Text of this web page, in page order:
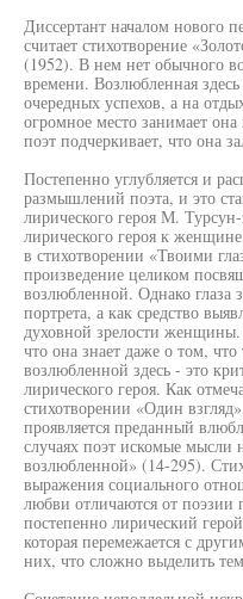
Диссертант началом нового
считает стихотворение
(1952). В нем нет обычного
времени. Возлюбленная
очередных успехов, а на
огромное место занимает
поэт подчеркивает, что она
Постепенно углубляется и
размышлений поэта, и это
лирического героя М.
лирического героя к
в стихотворении «Твоими
произведение целиком
возлюбленной. Однако глаза
портрета, а как средство
духовной зрелости
что она знает даже о том,
возлюбленной здесь - это
лирического героя. Как
стихотворении «Один
проявляется преданный
случаях поэт искомые мысли
возлюбленной» (14-295).
выражения социального
любви отличаются от
постепенно лирический
которая перемежается с
них, что сложно выделить